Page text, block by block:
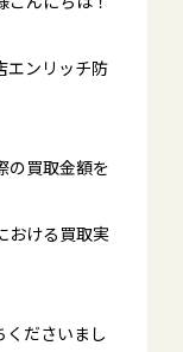
エンリッチ防
の買取金額を
おける買取実
くださいまし